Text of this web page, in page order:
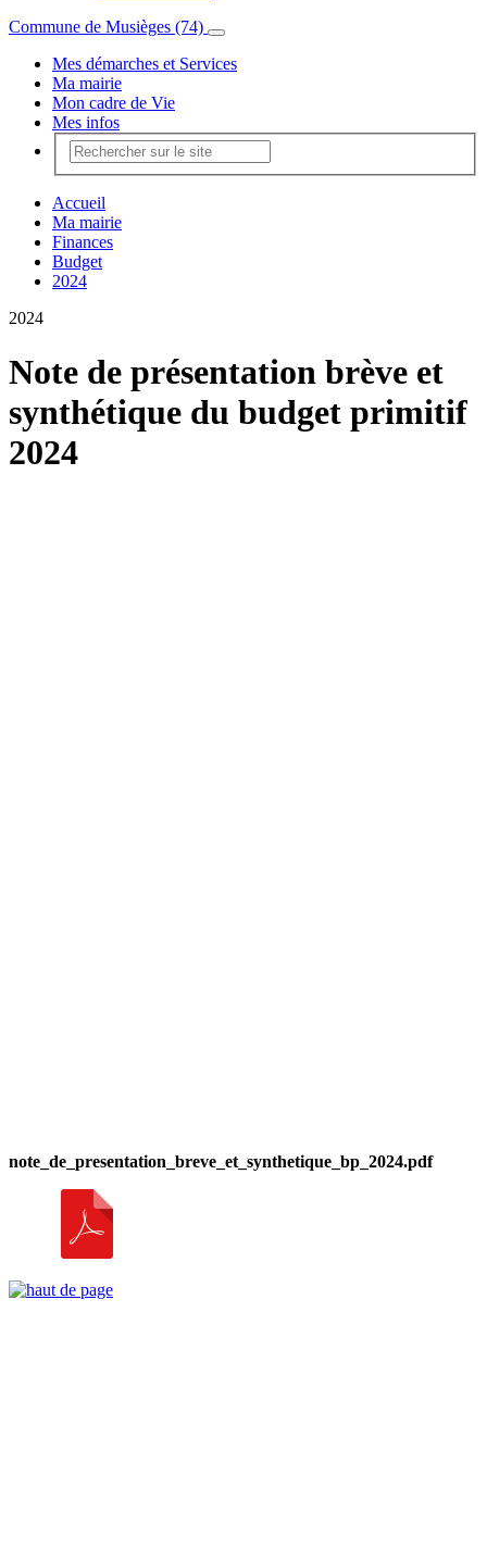
Commune de Musièges (74)
Mes démarches et Services
Ma mairie
Mon cadre de Vie
Mes infos
Accueil
Ma mairie
Finances
Budget
2024
2024
Note de présentation brève et
synthétique du budget primitif
2024
note_de_presentation_breve_et_synthetique_bp_2024.pdf